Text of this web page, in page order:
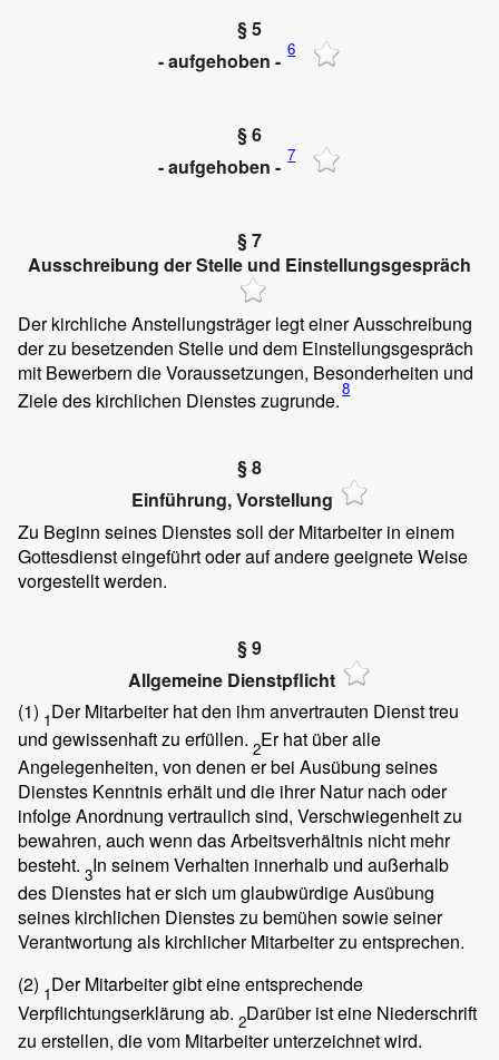
§ 5
- aufgehoben - 6
§ 6
- aufgehoben - 7
§ 7
Ausschreibung der Stelle und Einstellungsgespräch
Der kirchliche Anstellungsträger legt einer Ausschreibung
der zu besetzenden Stelle und dem Einstellungsgespräch
mit Bewerbern die Voraussetzungen, Besonderheiten und
Ziele des kirchlichen Dienstes zugrunde.8
§ 8
Einführung, Vorstellung
Zu Beginn seines Dienstes soll der Mitarbeiter in einem
Gottesdienst eingeführt oder auf andere geeignete Weise
vorgestellt werden.
§ 9
Allgemeine Dienstpflicht
(1) 1Der Mitarbeiter hat den ihm anvertrauten Dienst treu
und gewissenhaft zu erfüllen. 2Er hat über alle
Angelegenheiten, von denen er bei Ausübung seines
Dienstes Kenntnis erhält und die ihrer Natur nach oder
infolge Anordnung vertraulich sind, Verschwiegenheit zu
bewahren, auch wenn das Arbeitsverhältnis nicht mehr
besteht. 3In seinem Verhalten innerhalb und außerhalb
des Dienstes hat er sich um glaubwürdige Ausübung
seines kirchlichen Dienstes zu bemühen sowie seiner
Verantwortung als kirchlicher Mitarbeiter zu entsprechen.
(2) 1Der Mitarbeiter gibt eine entsprechende
Verpflichtungserklärung ab. 2Darüber ist eine Niederschrift
zu erstellen, die vom Mitarbeiter unterzeichnet wird.